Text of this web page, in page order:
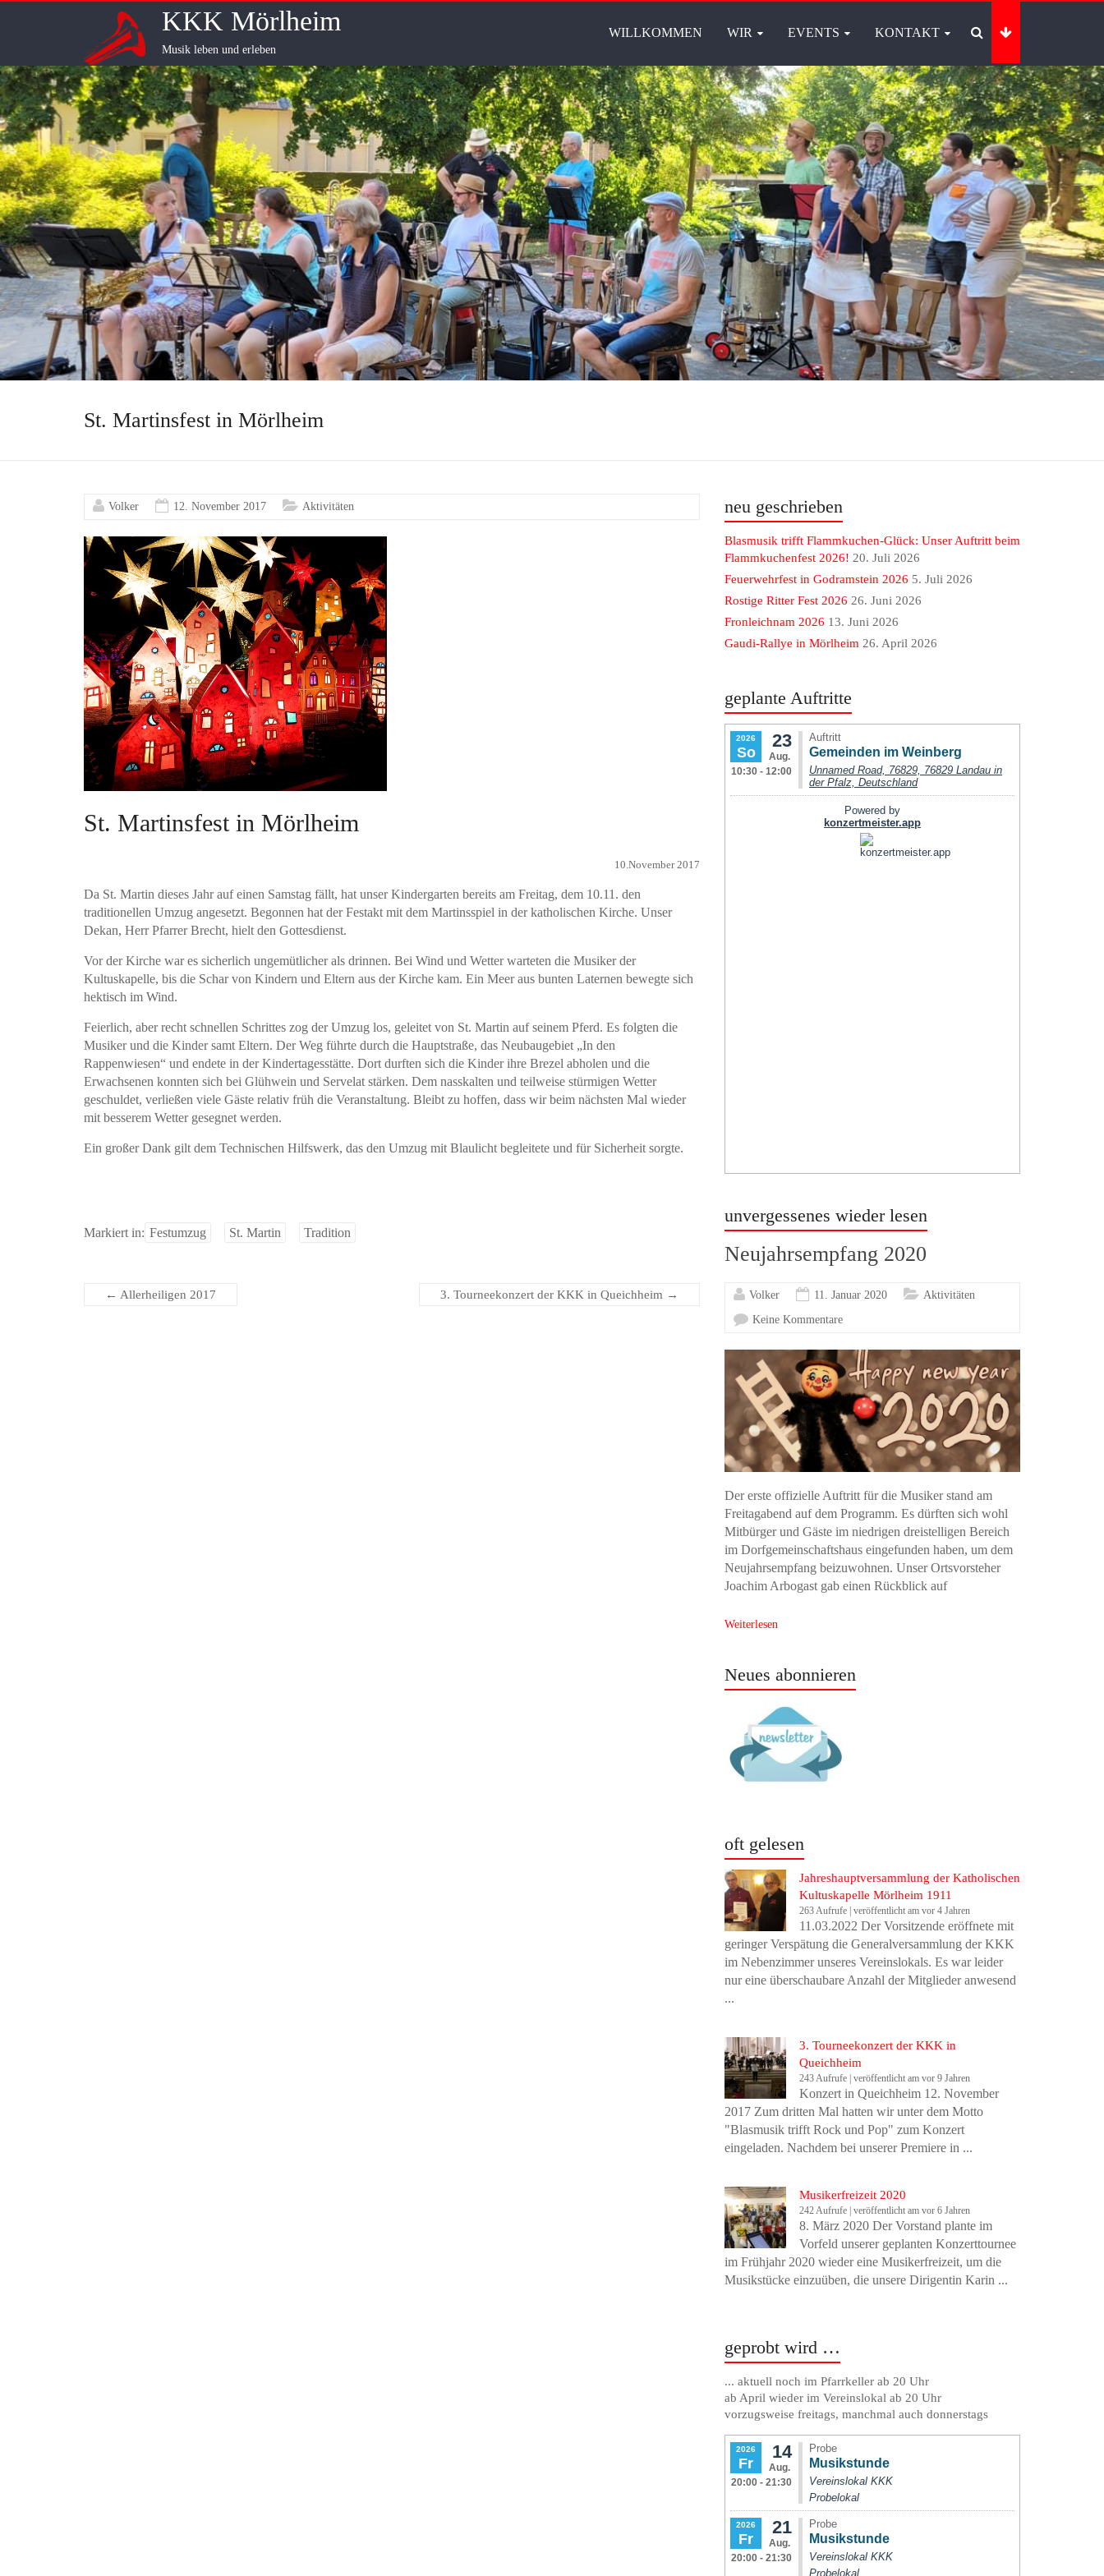
KKK Mörlheim
Musik leben und erleben
WILLKOMMEN WIR EVENTS KONTAKT
St. Martinsfest in Mörlheim
Volker 12. November 2017 Aktivitäten
St. Martinsfest in Mörlheim
10.November 2017
Da St. Martin dieses Jahr auf einen Samstag fällt, hat unser Kindergarten bereits am Freitag, dem 10.11. den
traditionellen Umzug angesetzt. Begonnen hat der Festakt mit dem Martinsspiel in der katholischen Kirche. Unser
Dekan, Herr Pfarrer Brecht, hielt den Gottesdienst.
Vor der Kirche war es sicherlich ungemütlicher als drinnen. Bei Wind und Wetter warteten die Musiker der
Kultuskapelle, bis die Schar von Kindern und Eltern aus der Kirche kam. Ein Meer aus bunten Laternen bewegte sich
hektisch im Wind.
Feierlich, aber recht schnellen Schrittes zog der Umzug los, geleitet von St. Martin auf seinem Pferd. Es folgten die
Musiker und die Kinder samt Eltern. Der Weg führte durch die Hauptstraße, das Neubaugebiet „In den
Rappenwiesen“ und endete in der Kindertagesstätte. Dort durften sich die Kinder ihre Brezel abholen und die
Erwachsenen konnten sich bei Glühwein und Servelat stärken. Dem nasskalten und teilweise stürmigen Wetter
geschuldet, verließen viele Gäste relativ früh die Veranstaltung. Bleibt zu hoffen, dass wir beim nächsten Mal wieder
mit besserem Wetter gesegnet werden.
Ein großer Dank gilt dem Technischen Hilfswerk, das den Umzug mit Blaulicht begleitete und für Sicherheit sorgte.
Markiert in: Festumzug St. Martin Tradition
← Allerheiligen 2017 3. Tourneekonzert der KKK in Queichheim →
neu geschrieben
Blasmusik trifft Flammkuchen-Glück: Unser Auftritt beim
Flammkuchenfest 2026! 20. Juli 2026
Feuerwehrfest in Godramstein 2026 5. Juli 2026
Rostige Ritter Fest 2026 26. Juni 2026
Fronleichnam 2026 13. Juni 2026
Gaudi-Rallye in Mörlheim 26. April 2026
geplante Auftritte
unvergessenes wieder lesen
Neujahrsempfang 2020
Volker 11. Januar 2020
Aktivitäten
Keine Kommentare
Der erste offizielle Auftritt für die Musiker stand am
Freitagabend auf dem Programm. Es dürften sich wohl
Mitbürger und Gäste im niedrigen dreistelligen Bereich
im Dorfgemeinschaftshaus eingefunden haben, um dem
Neujahrsempfang beizuwohnen. Unser Ortsvorsteher
Joachim Arbogast gab einen Rückblick auf
Weiterlesen
Neues abonnieren
oft gelesen
Jahreshauptversammlung der Katholischen
Kultuskapelle Mörlheim 1911
263 Aufrufe |veröffentlicht am vor 4 Jahren
11.03.2022 Der Vorsitzende eröffnete mit
geringer Verspätung die Generalversammlung der KKK
im Nebenzimmer unseres Vereinslokals. Es war leider
nur eine überschaubare Anzahl der Mitglieder anwesend
...
3. Tourneekonzert der KKK in
Queichheim
243 Aufrufe |veröffentlicht am vor 9 Jahren
Konzert in Queichheim 12. November
2017 Zum dritten Mal hatten wir unter dem Motto
"Blasmusik trifft Rock und Pop" zum Konzert
eingeladen. Nachdem bei unserer Premiere in ...
Musikerfreizeit 2020
242 Aufrufe |veröffentlicht am vor 6 Jahren
8. März 2020 Der Vorstand plante im
Vorfeld unserer geplanten Konzerttournee
im Frühjahr 2020 wieder eine Musikerfreizeit, um die
Musikstücke einzuüben, die unsere Dirigentin Karin ...
geprobt wird …
... aktuell noch im Pfarrkeller ab 20 Uhr
ab April wieder im Vereinslokal ab 20 Uhr
vorzugsweise freitags, manchmal auch donnerstags